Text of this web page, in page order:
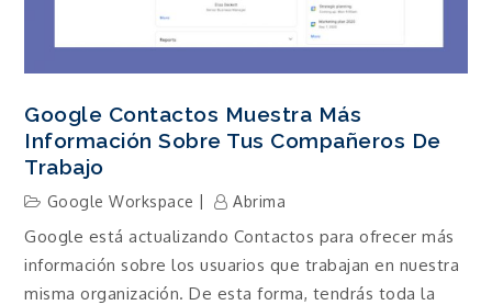
Google Contactos Muestra Más
Información Sobre Tus Compañeros De
Trabajo
Google Workspace Abrima
Google está actualizando Contactos para ofrecer más
información sobre los usuarios que trabajan en nuestra
misma organización. De esta forma, tendrás toda la